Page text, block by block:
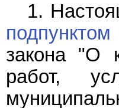
1.
закона "О
работ,